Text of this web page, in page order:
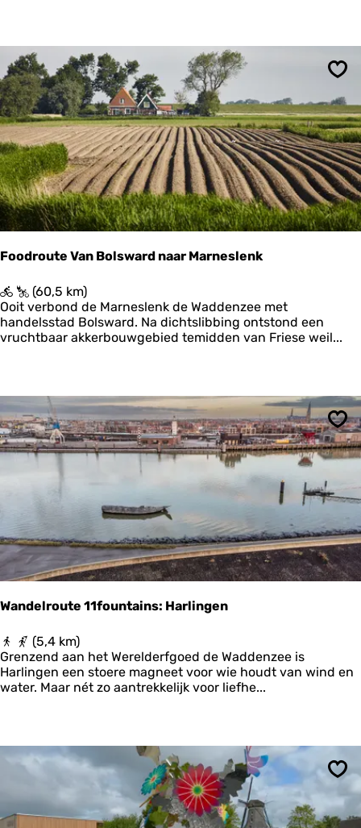
l
j
k
e
s
e
c
t
o
r
)
-
N
i
j
k
l
e
a
s
t
e
r
-
H
i
a
a
r
d
o
n
s
|
d
e
s
m
d
e
e
r
k
e
Foodroute Van Bolsward naar Marneslenk
F
o
o
d
t
e
V
a
n
B
w
a
r
d
n
a
r
M
a
r
l
(60,5 km)
Ooit verbond de Marneslenk de Waddenzee met
handelsstad Bolsward. Na dichtslibbing ontstond een
vruchtbaar akkerbouwgebied temidden van Friese weil...
Wandelroute 11fountains: Harlingen
W
a
n
d
o
1
(5,4 km)
Grenzend aan het Werelderfgoed de Waddenzee is
Harlingen een stoere magneet voor wie houdt van wind en
water. Maar nét zo aantrekkelijk voor liefhe...